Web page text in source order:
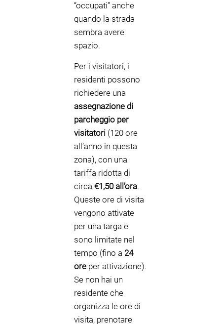
“occupati” anche
quando la strada
sembra avere
spazio.
Per i visitatori, i
residenti possono
richiedere una
assegnazione di
parcheggio per
visitatori (120 ore
all’anno in questa
zona), con una
tariffa ridotta di
circa €1,50 all’ora.
Queste ore di visita
vengono attivate
per una targa e
sono limitate nel
tempo (fino a 24
ore per attivazione).
Se non hai un
residente che
organizza le ore di
visita, prenotare